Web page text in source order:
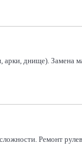
днище).
Ремонт